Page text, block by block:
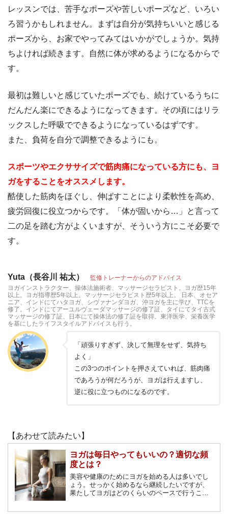
レッスンでは、苦手なポーズや苦しいポーズなど、いろい
ろ習うかもしれません。まずは自分が気持ちいいと感じる
ポーズから、お家でやってみてはいかがでしょうか。気持
ちよければ続きます。自然に体が求めるようになるからで
す。
最初は難しいと感じていたポーズでも、続けているうちに
だんだん楽にできるようになってきます。その頃にはリラ
ックスした呼吸でできるようになっているはずです。
また、負荷を自分で調整できるようにも。
スポーツやエクササイズで筋肉痛になっている方にも、ヨ
ガをすることをオススメします。
酷使した筋肉をほぐし、伸ばすことにより柔軟性を高め、
疲労回復に役立つからです。「体が固いから…」と言って
二の足を踏む方がよくいますが、そういう方にこそ必要で
す。
Yuta（長谷川 祐太） 監修トレーナーからのアドバイス
ヨガインストラクター、操体法施術者、マッサージセラピスト。ヨガ歴15年
以上。ヨガ指導歴5年以上。マッサージセラピスト歴5年以上。 日本、オセア
ニア、インドにてハタヨガ、シヴァナンダヨガ、沖ヨガを主に学び、TTCを
修了。インドにてアーユルヴェーダマッサージの修了証、タイにてタイ古式
マッサージの修了証、日本にて操体法の修了証を取得。東洋医学、栄養医学
を基にしたライフスタイルアドバイスも行う。
「頑張りすぎず、決して無理をせず、気持ち
よく」
この3つのポイントを押さえていれば、筋肉痛
であろうが何だろうが、ヨガは行えますし、
逆に役に立つものになるのです。
【あわせて読みたい】
ヨガは毎日やってもいいの？適切な頻
度とは？
美容や健康のためにヨガを始める人は多いでし
ょう。せっかく始めるなら継続したいですが、
果たしてヨガはどのくらいのペースで行うこと